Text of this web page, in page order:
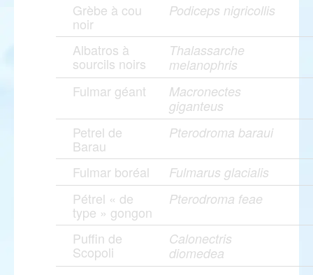
Grèbe à cou
noir
Podiceps nigricollis
Albatros à
sourcils noirs
Thalassarche
melanophris
Fulmar géant
Macronectes
giganteus
Petrel de
Barau
Pterodroma baraui
Fulmar boréal Fulmarus glacialis
Pétrel « de
type » gongon
Pterodroma feae
Puffin de
Scopoli
Calonectris
diomedea